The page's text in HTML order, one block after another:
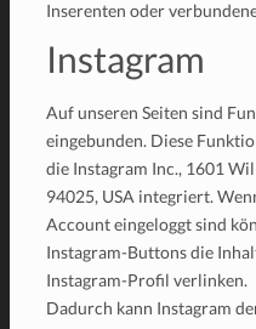
Inserenten oder
Instagram
Auf unseren Seiten sind
eingebunden. Diese
die Instagram Inc., 1601
94025, USA integriert.
Account eingeloggt sind
Instagram-Buttons die
Instagram-Profil verlinken.
Dadurch kann Instagram